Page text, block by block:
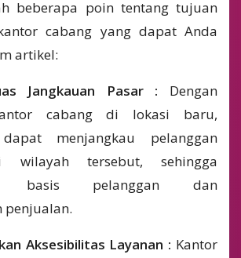
beberapa poin tentang tujuan
cabang yang dapat Anda
artikel:
Jangkauan Pasar : Dengan
cabang di lokasi baru,
menjangkau pelanggan
wilayah tersebut, sehingga
basis pelanggan dan
penjualan.
Aksesibilitas Layanan : Kantor